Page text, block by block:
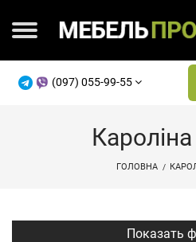
(097) 055-99-55
ГОЛОВНА
Показать